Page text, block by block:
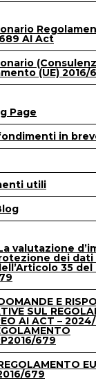
AI Act
(UE) 2016/
Page
in
utili
valutazione
dei dati
35 del
E
SUL
AI ACT –
679
679